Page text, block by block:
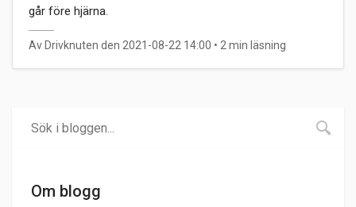
Om blogg
Av Drivknuten den 2021-08-22 14:00 • 2 min läsning
går före hjärna.